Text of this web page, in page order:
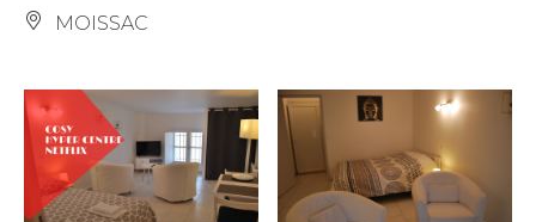
MOISSAC